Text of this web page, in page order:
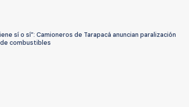
sí o sí”: Camioneros de Tarapacá anuncian paralización
combustibles